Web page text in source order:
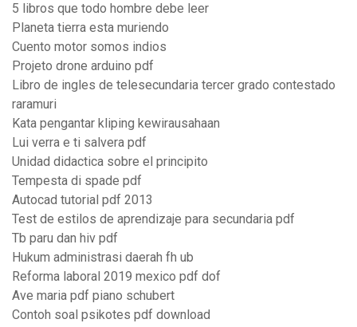
5 libros que todo hombre debe leer
Planeta tierra esta muriendo
Cuento motor somos indios
Projeto drone arduino pdf
Libro de ingles de telesecundaria tercer grado contestado
raramuri
Kata pengantar kliping kewirausahaan
Lui verra e ti salvera pdf
Unidad didactica sobre el principito
Tempesta di spade pdf
Autocad tutorial pdf 2013
Test de estilos de aprendizaje para secundaria pdf
Tb paru dan hiv pdf
Hukum administrasi daerah fh ub
Reforma laboral 2019 mexico pdf dof
Ave maria pdf piano schubert
Contoh soal psikotes pdf download